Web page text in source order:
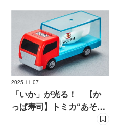
2025.11.07
「いか」が光る！ 【か
っぱ寿司】トミカ“あそべ
る！くるま”プレゼントキ